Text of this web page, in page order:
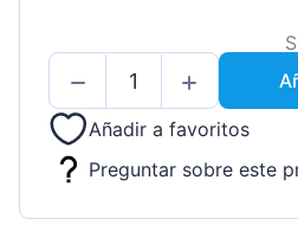
Añadir a favoritos
Preguntar sobre este